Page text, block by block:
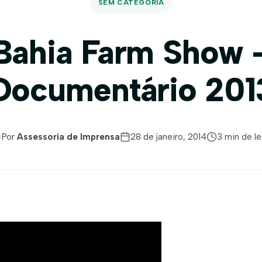
SEM CATEGORIA
Farm Show
Por Assessoria de Imprensa 28 de janeiro, 2014 3 min de